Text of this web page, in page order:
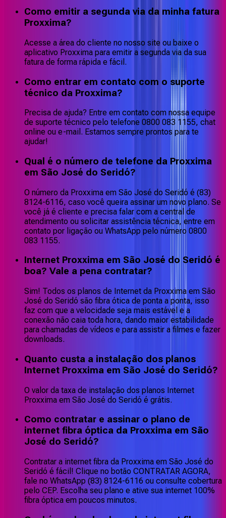
Como emitir a segunda via da minha fatura
Proxxima?
Acesse a área do cliente no nosso site ou baixe o
aplicativo Proxxima para emitir a segunda via da sua
fatura de forma rápida e fácil.
Como entrar em contato com o suporte
técnico da Proxxima?
Precisa de ajuda? Entre em contato com nossa equipe
de suporte técnico pelo telefone 0800 083 1155, chat
online ou e-mail. Estamos sempre prontos para te
ajudar!
Qual é o número de telefone da Proxxima
em São José do Seridó?
O número da Proxxima em São José do Seridó é (83)
8124-6116, caso você queira assinar um novo plano. Se
você já é cliente e precisa falar com a central de
atendimento ou solicitar assistência técnica, entre em
contato por ligação ou WhatsApp pelo número 0800
083 1155.
Internet Proxxima em São José do Seridó é
boa? Vale a pena contratar?
Sim! Todos os planos de Internet da Proxxima em São
José do Seridó são fibra ótica de ponta a ponta, isso
faz com que a velocidade seja mais estável e a
conexão não caia toda hora, dando maior estabilidade
para chamadas de vídeos e para assistir a filmes e fazer
downloads.
Quanto custa a instalação dos planos
Internet Proxxima em São José do Seridó?
O valor da taxa de instalação dos planos Internet
Proxxima em São José do Seridó é grátis.
Como contratar e assinar o plano de
internet fibra óptica da Proxxima em São
José do Seridó?
Contratar a internet fibra da Proxxima em São José do
Seridó é fácil! Clique no botão CONTRATAR AGORA,
fale no WhatsApp (83) 8124-6116 ou consulte cobertura
pelo CEP. Escolha seu plano e ative sua internet 100%
fibra óptica em poucos minutos.